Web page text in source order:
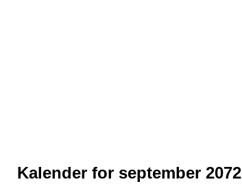
Kalender for september 2072